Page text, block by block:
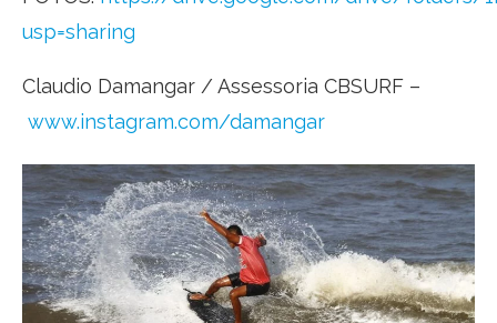
usp=sharing
Claudio Damangar / Assessoria CBSURF –
www.instagram.com/damangar